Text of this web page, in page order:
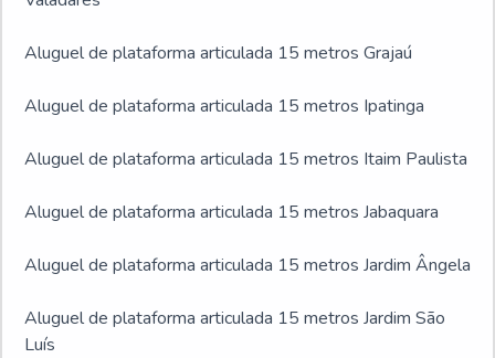
Aluguel de plataforma articulada 15 metros Grajaú
Aluguel de plataforma articulada 15 metros Ipatinga
Aluguel de plataforma articulada 15 metros Itaim Paulista
Aluguel de plataforma articulada 15 metros Jabaquara
Aluguel de plataforma articulada 15 metros Jardim Ângela
Aluguel de plataforma articulada 15 metros Jardim São
Luís